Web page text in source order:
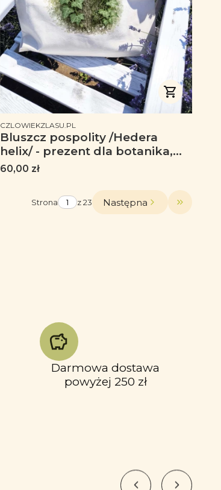
PRODUCENT
CZLOWIEKZLASU.PL
Bluszcz pospolity /Hedera
helix/ - prezent dla botanika,
prezent dla florysty, miłośnika
Cena
60,00 zł
Strona z 23 Następna Przejdź
Darmowa dostawa
powyżej 250 zł